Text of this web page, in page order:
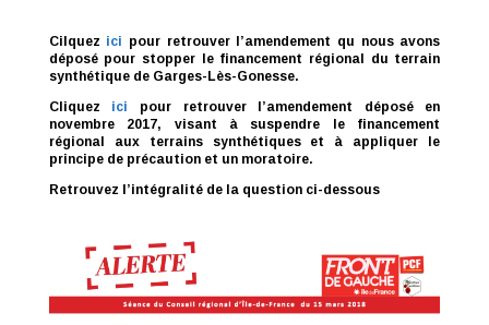
Cilquez ici pour retrouver l’amendement qu nous avons
déposé pour stopper le financement régional du terrain
synthétique de Garges-Lès-Gonesse.
Cliquez ici pour retrouver l’amendement déposé en
novembre 2017, visant à suspendre le financement
régional aux terrains synthétiques et à appliquer le
principe de précaution et un moratoire.
Retrouvez l’intégralité de la question ci-dessous